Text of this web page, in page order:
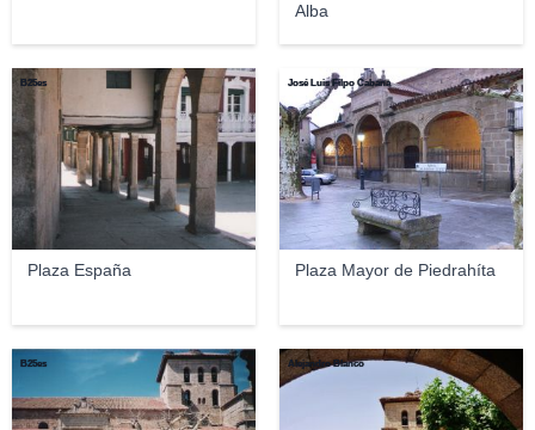
Alba
Plaza España
B25es
Plaza Mayor de Piedrahíta
José Luis Filpo Cabana
B25es Alejandro Blanco